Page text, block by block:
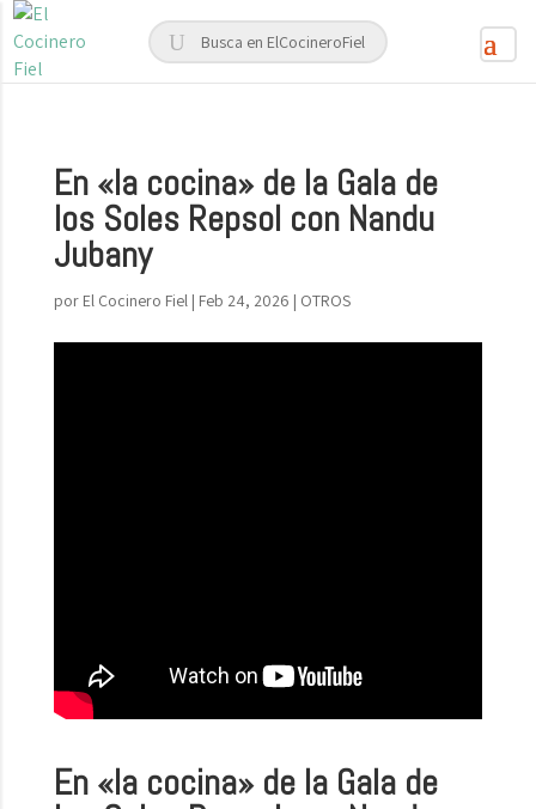
En «la cocina» de la Gala de
los Soles Repsol con Nandu
Jubany
por El Cocinero Fiel| Feb 24, 2026 | OTROS
En «la cocina» de la Gala de